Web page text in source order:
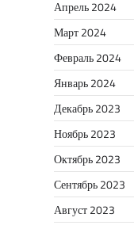
Апрель 2024
Март 2024
Февраль 2024
Январь 2024
Декабрь 2023
Ноябрь 2023
Октябрь 2023
Сентябрь 2023
Август 2023